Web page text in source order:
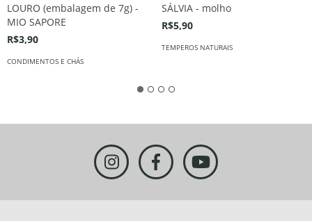
LOURO (embalagem de 7g) -
MIO SAPORE
R$3,90
CONDIMENTOS E CHÁS
SÁLVIA - molho
R$5,90
TEMPEROS NATURAIS